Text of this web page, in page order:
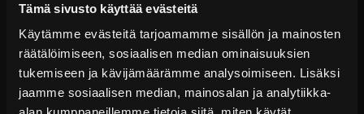
Tämä sivusto käyttää evästeitä
Käytämme evästeitä tarjoamamme sisällön ja mainosten
räätälöimiseen, sosiaalisen median ominaisuuksien
tukemiseen ja kävijämäärämme analysoimiseen. Lisäksi
jaamme sosiaalisen median, mainosalan ja analytiikka-
Kaupan sijainnissa olevat tuotteet 1–3 arkipäivässä
Päävaraston tuotteet 7 arkipäivässä
Jälkitoimitustuotteet noin 20 arkipäivässä
Ilmainen toimitus yli 300 € tilauksiin
Tekniset kysymykset
Sähköposti: asiakaspalvelu@tpwparts.com
Puhelin:+358 449011828
TEIN - Alustasarjat